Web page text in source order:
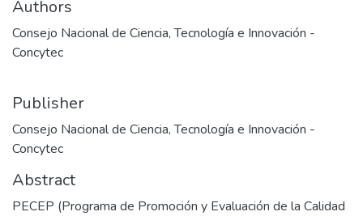
Authors
Consejo Nacional de Ciencia, Tecnología e Innovación -
Concytec
Publisher
Consejo Nacional de Ciencia, Tecnología e Innovación -
Concytec
Abstract
PECEP (Programa de Promoción y Evaluación de la Calidad